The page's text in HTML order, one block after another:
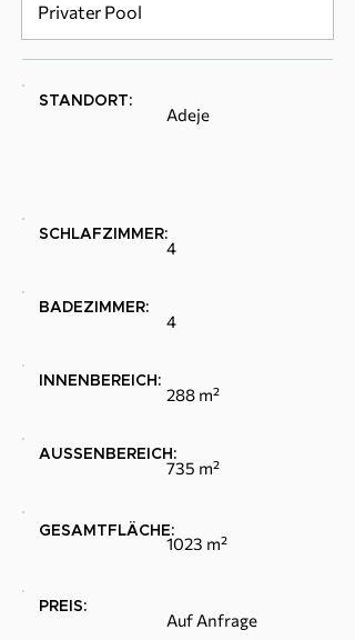
Privater Pool
STANDORT:
Adeje
SCHLAFZIMMER:
4
BADEZIMMER:
4
INNENBEREICH:
288 m²
AUSSENBEREICH:
735 m²
GESAMTFLÄCHE:
1023 m²
PREIS:
Auf Anfrage